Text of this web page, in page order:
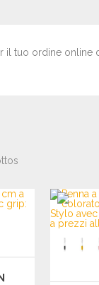
il tuo ordine online